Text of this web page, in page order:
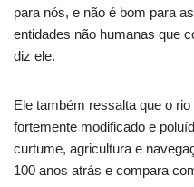
para nós, e não é bom para
entidades não humanas que
diz ele.
Ele também ressalta que o
fortemente modificado e
curtume, agricultura e
100 anos atrás e compara